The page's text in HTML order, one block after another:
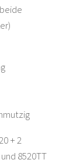
+ 2
8520TT